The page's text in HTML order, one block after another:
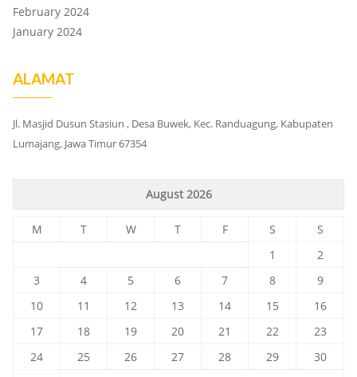
February 2024
January 2024
ALAMAT
Jl. Masjid Dusun Stasiun , Desa Buwek, Kec. Randuagung, Kabupaten
Lumajang, Jawa Timur 67354
August 2026
M T W T F S
S
1
2
3
4 5 6 7 8
9
10
11 12 13 14 15
16
17
18 19 20 21 22
23
24
25 26 27 28 29
30